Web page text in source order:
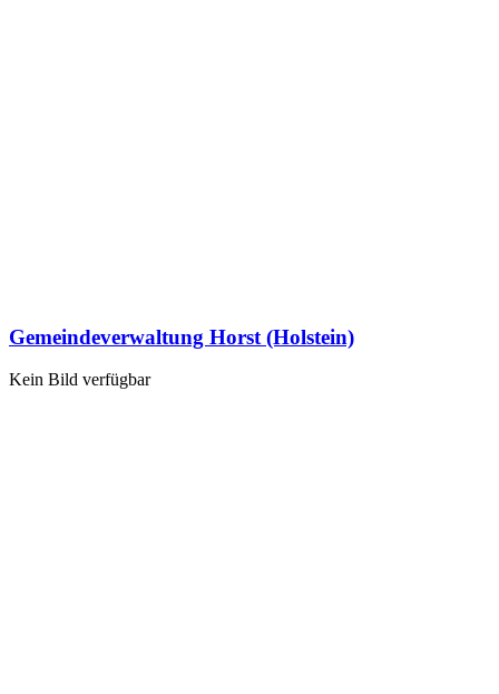
Gemeindeverwaltung Horst (Holstein)
Kein Bild verfügbar